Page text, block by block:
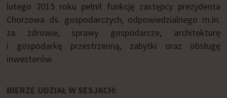
lutego 2015 roku pełnił funkcję zastępcy prezydenta
Chorzowa ds. gospodarczych, odpowiedzialnego m.in.
za zdrowie, sprawy gospodarcze, architekturę
i gospodarkę przestrzenną, zabytki oraz obsługę
inwestorów.
BIERZE UDZIAŁ W SESJACH: